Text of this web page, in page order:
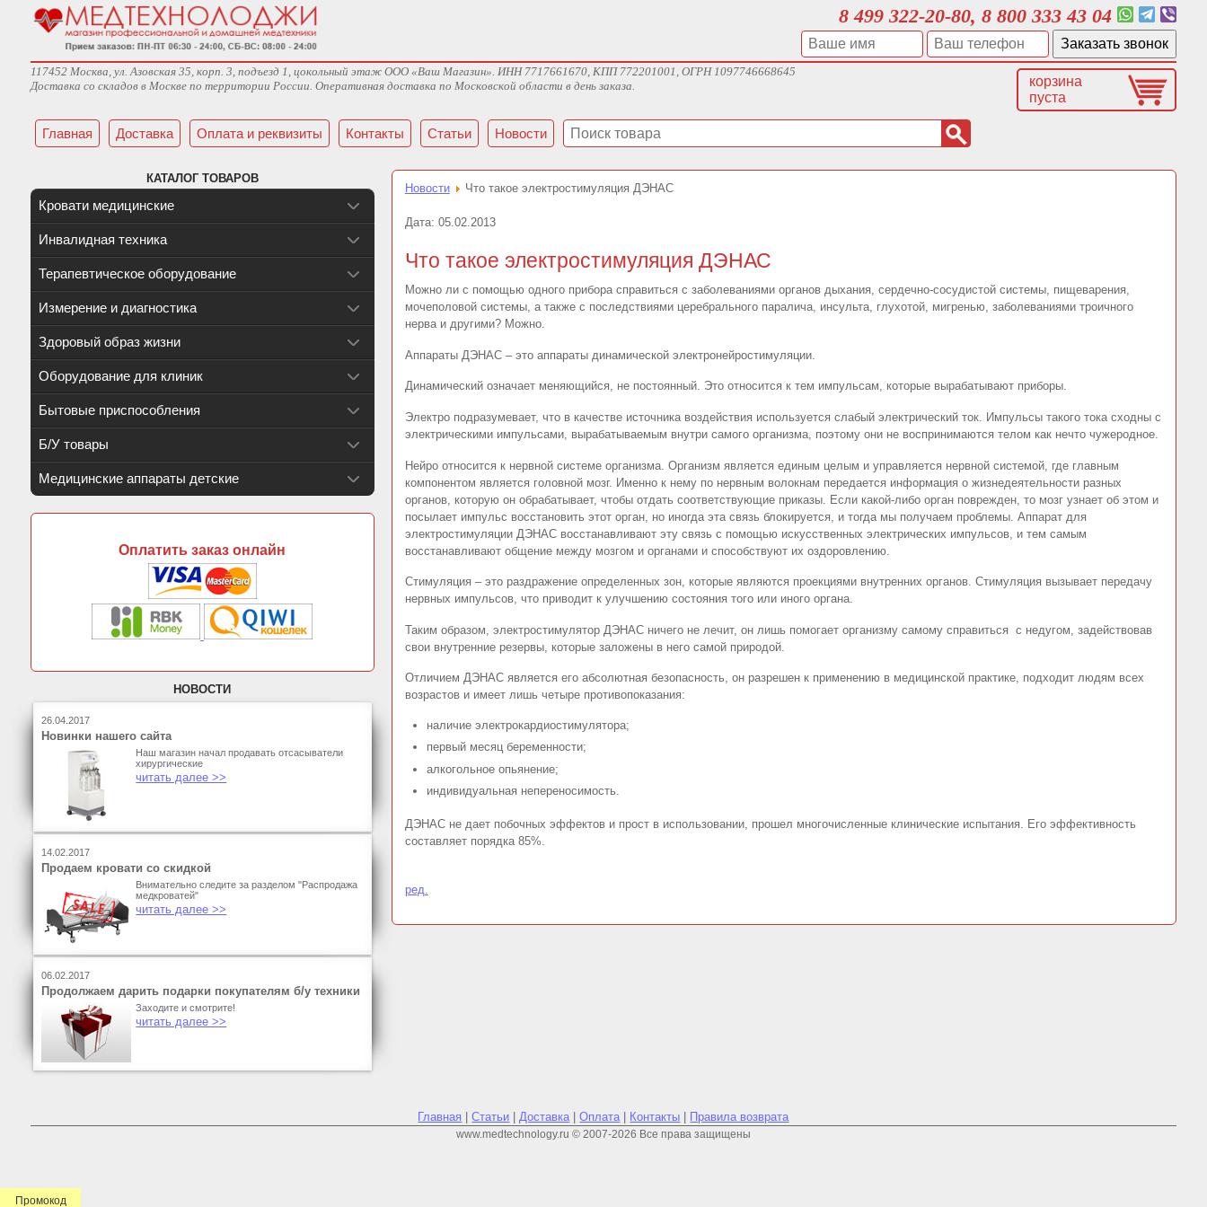
8 499 322-20-80, 8 800 333 43 04
117452 Москва, ул. Азовская 35, корп. 3, подъезд 1, цокольный этаж ООО «Ваш Магазин». ИНН 7717661670, КПП 772201001, ОГРН 1097746668645
Доставка со складов в Москве по территории России. Оперативная доставка по Московской области в день заказа.
корзина
пуста
Главная Доставка Оплата и реквизиты Контакты Статьи Новости
Новости Что такое электростимуляция ДЭНАС
Дата: 05.02.2013
Что такое электростимуляция ДЭНАС
Можно ли с помощью одного прибора справиться с заболеваниями органов дыхания, сердечно-сосудистой системы, пищеварения,
мочеполовой системы, а также с последствиями церебрального паралича, инсульта, глухотой, мигренью, заболеваниями троичного
нерва и другими? Можно.
Аппараты ДЭНАС – это аппараты динамической электронейростимуляции.
Динамический означает меняющийся, не постоянный. Это относится к тем импульсам, которые вырабатывают приборы.
Электро подразумевает, что в качестве источника воздействия используется слабый электрический ток. Импульсы такого тока сходны с
электрическими импульсами, вырабатываемым внутри самого организма, поэтому они не воспринимаются телом как нечто чужеродное.
Нейро относится к нервной системе организма. Организм является единым целым и управляется нервной системой, где главным
компонентом является головной мозг. Именно к нему по нервным волокнам передается информация о жизнедеятельности разных
органов, которую он обрабатывает, чтобы отдать соответствующие приказы. Если какой-либо орган поврежден, то мозг узнает об этом и
посылает импульс восстановить этот орган, но иногда эта связь блокируется, и тогда мы получаем проблемы. Аппарат для
электростимуляции ДЭНАС восстанавливают эту связь с помощью искусственных электрических импульсов, и тем самым
восстанавливают общение между мозгом и органами и способствуют их оздоровлению.
Стимуляция – это раздражение определенных зон, которые являются проекциями внутренних органов. Стимуляция вызывает передачу
нервных импульсов, что приводит к улучшению состояния того или иного органа.
Таким образом, электростимулятор ДЭНАС ничего не лечит, он лишь помогает организму самому справиться с недугом, задействовав
свои внутренние резервы, которые заложены в него самой природой.
Отличием ДЭНАС является его абсолютная безопасность, он разрешен к применению в медицинской практике, подходит людям всех
возрастов и имеет лишь четыре противопоказания:
наличие электрокардиостимулятора;
первый месяц беременности;
алкогольное опьянение;
индивидуальная непереносимость.
ДЭНАС не дает побочных эффектов и прост в использовании, прошел многочисленные клинические испытания. Его эффективность
составляет порядка 85%.
ред.
КАТАЛОГ ТОВАРОВ
Кровати медицинские
Инвалидная техника
Терапевтическое оборудование
Измерение и диагностика
Здоровый образ жизни
Оборудование для клиник
Бытовые приспособления
Б/У товары
Медицинские аппараты детские
Оплатить заказ онлайн
НОВОСТИ
26.04.2017
Новинки нашего сайта
Наш магазин начал продавать отсасыватели
хирургические
читать далее >>
14.02.2017
Продаем кровати со скидкой
Внимательно следите за разделом "Распродажа
медкроватей"
читать далее >>
06.02.2017
Продолжаем дарить подарки покупателям б/у техники
Заходите и смотрите!
читать далее >>
Главная |Статьи |Доставка |Оплата Контакты Правила возврата
www.medtechnology.ru © 2007-2026 Все права защищены
Промокод